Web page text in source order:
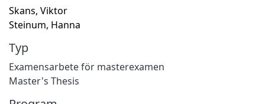
Skans, Viktor
Steinum, Hanna
Typ
Examensarbete för masterexamen
Master's Thesis